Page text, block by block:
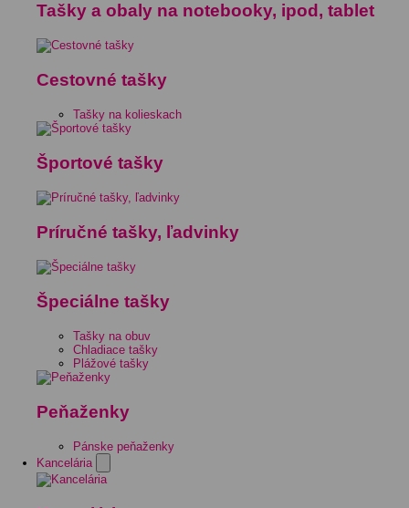
Tašky a obaly na notebooky, ipod, tablet
Cestovné tašky
Tašky na kolieskach
Športové tašky
Príručné tašky, ľadvinky
Špeciálne tašky
Tašky na obuv
Chladiace tašky
Plážové tašky
Peňaženky
Pánske peňaženky
Kancelária